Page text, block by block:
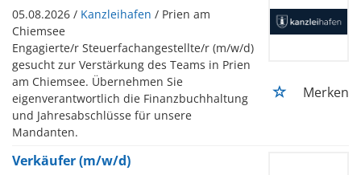
05.08.2026 / Kanzleihafen / Prien am
Chiemsee
Engagierte/r Steuerfachangestellte/r (m/w/d)
gesucht zur Verstärkung des Teams in Prien
am Chiemsee. Übernehmen Sie
eigenverantwortlich die Finanzbuchhaltung
und Jahresabschlüsse für unsere
Mandanten.
Merken
Verkäufer (m/w/d)